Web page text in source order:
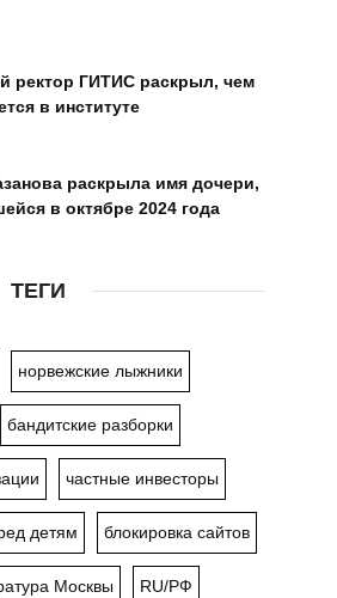
ректор ГИТИС раскрыл, чем
в институте
раскрыла имя дочери,
в октябре 2024 года
ТЕГИ
норвежские лыжники
бандитские разборки
частные инвесторы
детям блокировка сайтов
Москвы RU/РФ